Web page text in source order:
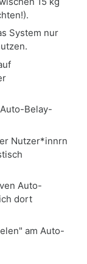
System nur
Belay-
Nutzer*innrn
Auto-
dort
am Auto-